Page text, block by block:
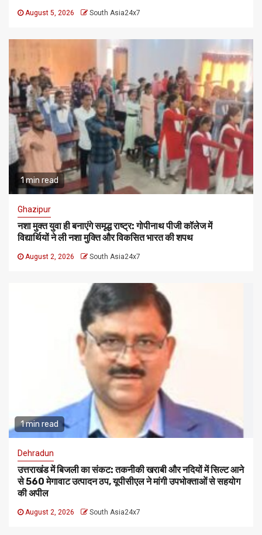
August 5, 2026 South Asia24x7
1 min read
Ghazipur
नशा मुक्त युवा ही बनाएंगे समृद्ध राष्ट्र: गोपीनाथ पीजी कॉलेज में
विद्यार्थियों ने ली नशा मुक्ति और विकसित भारत की शपथ
August 2, 2026 South Asia24x7
1 min read
Dehradun
उत्तराखंड में बिजली का संकट: तकनीकी खराबी और नदियों में सिल्ट आने
से 560 मेगावाट उत्पादन ठप, यूपीसीएल ने मांगी उपभोक्ताओं से सहयोग
की अपील
August 2, 2026 South Asia24x7